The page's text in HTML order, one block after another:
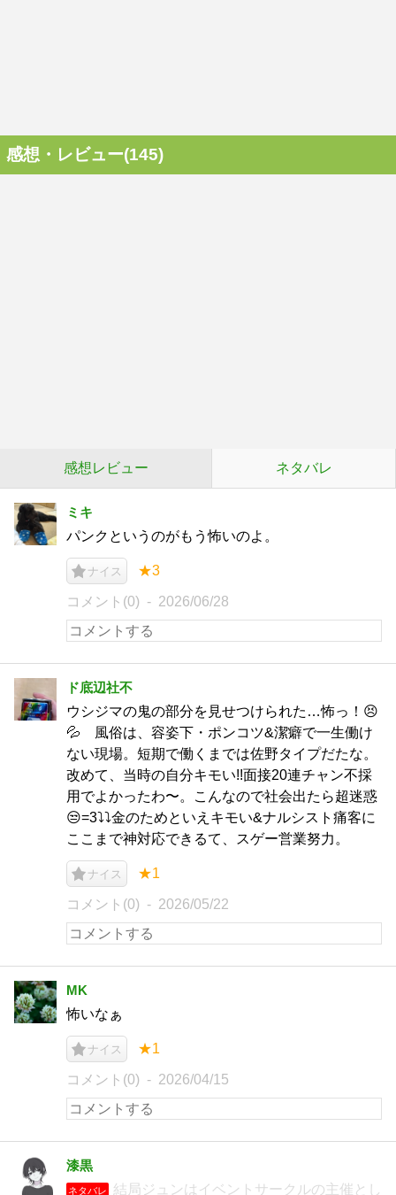
感想・レビュー(145)
感想レビュー ネタバレ
ミキ
パンクというのがもう怖いのよ。
ナイス ★3
コメント(0) 2026/06/28
ド底辺社不
ウシジマの鬼の部分を見せつけられた…怖っ！😣
💦 風俗は、容姿下・ポンコツ&潔癖で一生働け
ない現場。短期で働くまでは佐野タイプだたな。
改めて、当時の自分キモい!!面接20連チャン不採
用でよかったわ〜。こんなので社会出たら超迷惑
😒=3⤵️⤵️金のためといえキモい&ナルシスト痛客に
ここまで神対応できるて、スゲー営業努力。
ナイス ★1
コメント(0) 2026/05/22
MK
怖いなぁ
ナイス ★1
コメント(0) 2026/04/15
漆黒
ネタバレ 結局ジュンはイベントサークルの主催とし